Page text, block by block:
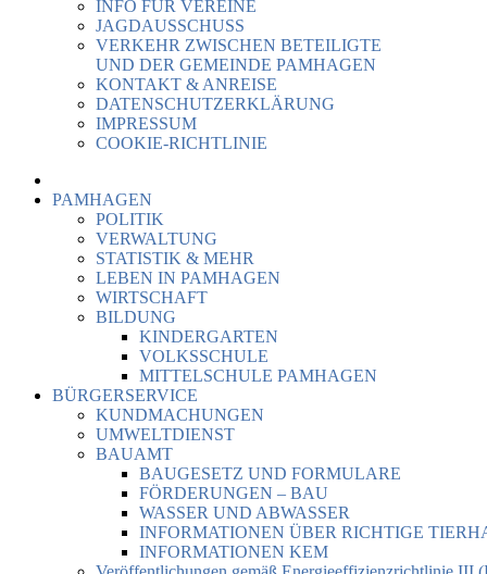
INFO FÜR VEREINE
JAGDAUSSCHUSS
VERKEHR ZWISCHEN BETEILIGTE
UND DER GEMEINDE PAMHAGEN
KONTAKT & ANREISE
DATENSCHUTZERKLÄRUNG
IMPRESSUM
COOKIE-RICHTLINIE
PAMHAGEN
POLITIK
VERWALTUNG
STATISTIK & MEHR
LEBEN IN PAMHAGEN
WIRTSCHAFT
BILDUNG
KINDERGARTEN
VOLKSSCHULE
MITTELSCHULE PAMHAGEN
BÜRGERSERVICE
KUNDMACHUNGEN
UMWELTDIENST
BAUAMT
BAUGESETZ UND FORMULARE
FÖRDERUNGEN – BAU
WASSER UND ABWASSER
INFORMATIONEN ÜBER RICHTIGE
INFORMATIONEN KEM